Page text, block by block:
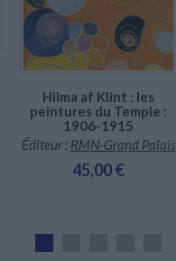
Hilma af Klint : les
peintures du Temple :
1906-1915
Éditeur : RMN-Grand Palais
45,00 €